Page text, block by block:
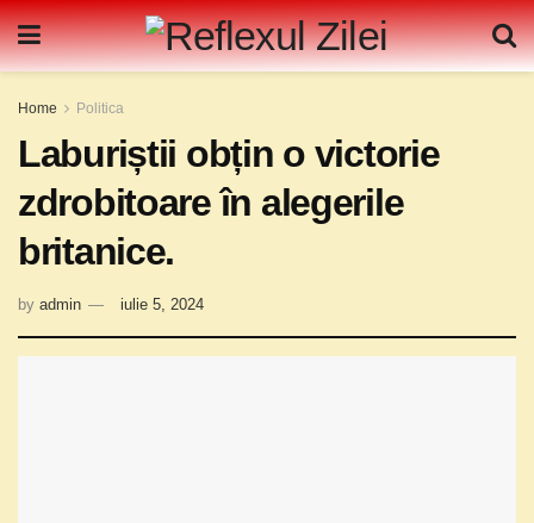
Home Politica
Laburiștii obțin o victorie
zdrobitoare în alegerile
britanice.
by admin iulie 5, 2024